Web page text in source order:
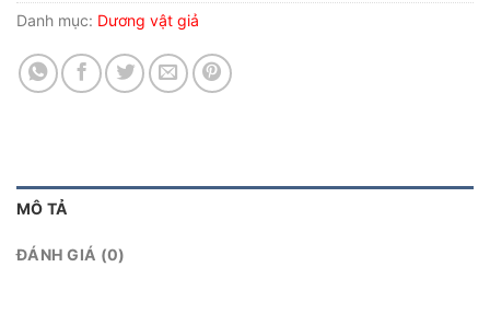
Danh mục: Dương vật giả
MÔ TẢ
ĐÁNH GIÁ (0)